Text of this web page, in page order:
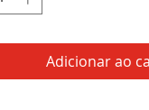
Adicionar ao